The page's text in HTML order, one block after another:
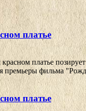
платье
платье
премьеры фильма
платье